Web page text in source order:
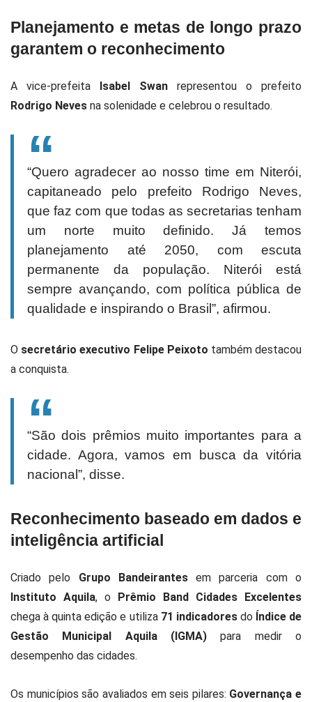
Planejamento e metas de longo prazo
garantem o reconhecimento
A vice-prefeita Isabel Swan representou o prefeito
Rodrigo Neves na solenidade e celebrou o resultado.
“Quero agradecer ao nosso time em Niterói,
capitaneado pelo prefeito Rodrigo Neves,
que faz com que todas as secretarias tenham
um norte muito definido. Já temos
planejamento até 2050, com escuta
permanente da população. Niterói está
sempre avançando, com política pública de
qualidade e inspirando o Brasil”, afirmou.
O secretário executivo Felipe Peixoto também destacou
a conquista.
“São dois prêmios muito importantes para a
cidade. Agora, vamos em busca da vitória
nacional”, disse.
Reconhecimento baseado em dados e
inteligência artificial
Criado pelo Grupo Bandeirantesem parceria com o
Instituto Aquila, o Prêmio Band Cidades Excelentes
chega à quinta edição e utiliza 71 indicadoresdo Índice de
Gestão Municipal Aquila (IGMA) para medir o
desempenho das cidades.
Os municípios são avaliados em seis pilares: Governança e